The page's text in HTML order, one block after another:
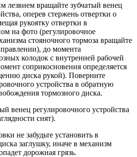
лезвием вращайте зубчатый венец
оперев стержень отвертки о
рукоятку отвертки в
на фото (регулировочное
стояночного тормоза вращайте
до момента
колодок с внутренней рабочей
соприкосновения определяется
диска рукой). Поверните
устройства в обратную
тормозного диска.
венец регулировочного устройства
снят).
не забудьте установить в
заглушку, иначе в механизм
дорожная грязь.